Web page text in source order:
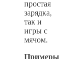
простая
зарядка,
так и
игры с
мячом.
Примеры